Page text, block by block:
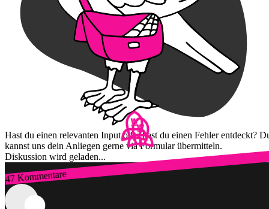
Hast du einen relevanten Input oder hast du einen Fehler entdeckt?
kannst uns dein Anliegen gerne via Formular übermitteln.
Diskussion wird geladen...
47 Kommentare
Zum Login